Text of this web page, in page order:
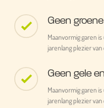
Geen
Maanvormig garen
jarenlang plezier
Geen gele
Maanvormig garen
jarenlang plezier